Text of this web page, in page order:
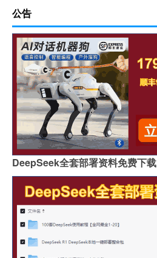
公告
DeepSeek全套部署资料免费下载